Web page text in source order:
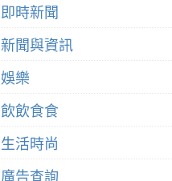
即時新聞
新聞與資訊
娛樂
飲飲食食
生活時尚
廣告查詢